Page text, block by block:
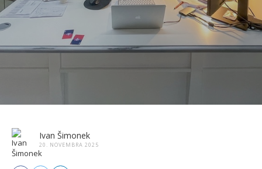
Ivan Šimonek
20. NOVEMBRA 2025